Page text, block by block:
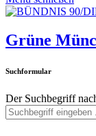
Grüne
Suchformular
Der Suchbegriff